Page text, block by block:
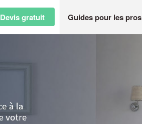
Devis gratuit Guides pour les pros